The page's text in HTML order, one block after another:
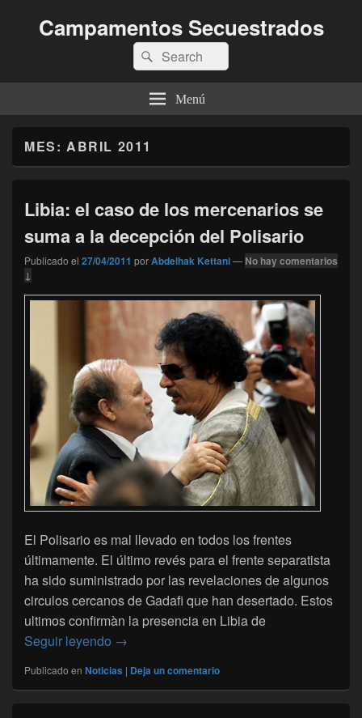
Campamentos Secuestrados
Buscar
por:
Buscar
Menú
MES: ABRIL 2011
Libia: el caso de los mercenarios se
suma a la decepción del Polisario
Publicado el 27/04/2011 porAbdelhak Kettani— No hay comentarios
↓
El Polisario es mal llevado en todos los frentes
últimamente. El último revés para el frente separatista
ha sido suministrado por las revelaciones de algunos
circulos cercanos de Gadafi que han desertado. Estos
ultimos confirmàn la presencia en Libia de
Seguir leyendo Libia: el caso de los mercenarios se
→
Publicado en Noticias | Deja un comentario